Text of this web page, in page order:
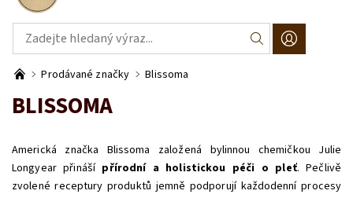
Prodávané značky Blissoma
BLISSOMA
Americká značka Blissoma založená bylinnou chemičkou Julie
Longyear přináší přírodní a holistickou péči o pleť. Pečlivě
zvolené receptury produktů jemně podporují každodenní procesy